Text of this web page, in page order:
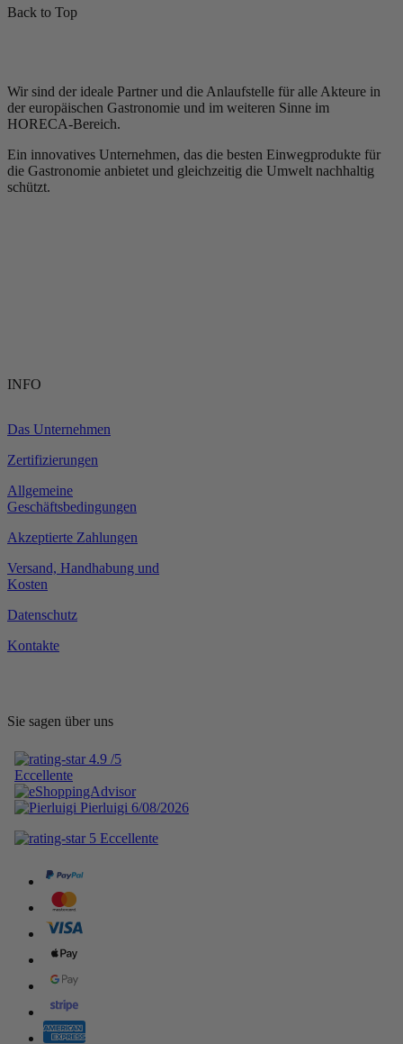
Back to Top
Wir sind der ideale Partner und die Anlaufstelle für alle Akteure in
der europäischen Gastronomie und im weiteren Sinne im
HORECA-Bereich.
Ein innovatives Unternehmen, das die besten Einwegprodukte für
die Gastronomie anbietet und gleichzeitig die Umwelt nachhaltig
schützt.
INFO
Das Unternehmen
Zertifizierungen
Allgemeine
Geschäftsbedingungen
Akzeptierte Zahlungen
Versand, Handhabung und
Kosten
Datenschutz
Kontakte
Sie sagen über uns